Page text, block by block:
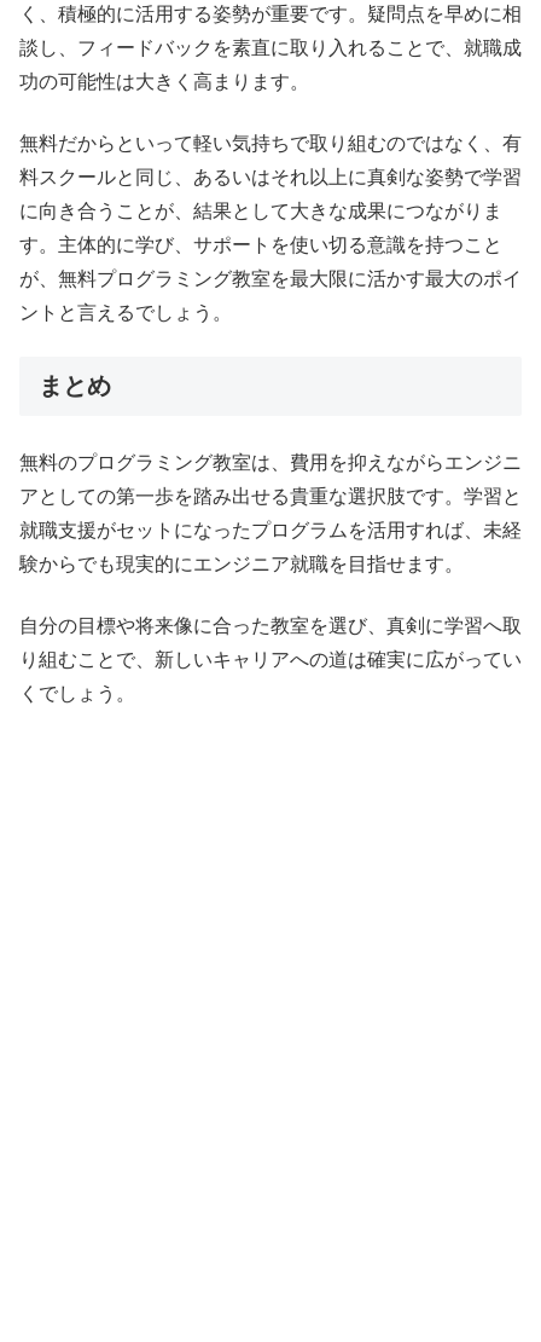
く、積極的に活用する姿勢が重要です。疑問点を早めに相
談し、フィードバックを素直に取り入れることで、就職成
功の可能性は大きく高まります。
無料だからといって軽い気持ちで取り組むのではなく、有
料スクールと同じ、あるいはそれ以上に真剣な姿勢で学習
に向き合うことが、結果として大きな成果につながりま
す。主体的に学び、サポートを使い切る意識を持つこと
が、無料プログラミング教室を最大限に活かす最大のポイ
ントと言えるでしょう。
まとめ
無料のプログラミング教室は、費用を抑えながらエンジニ
アとしての第一歩を踏み出せる貴重な選択肢です。学習と
就職支援がセットになったプログラムを活用すれば、未経
験からでも現実的にエンジニア就職を目指せます。
自分の目標や将来像に合った教室を選び、真剣に学習へ取
り組むことで、新しいキャリアへの道は確実に広がってい
くでしょう。